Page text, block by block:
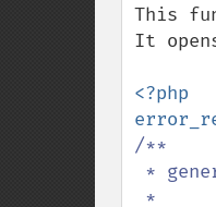
This
It
<?php
/**